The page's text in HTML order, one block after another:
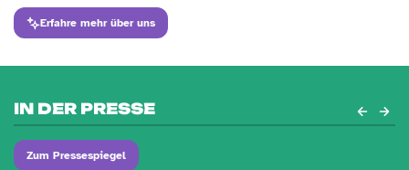
Erfahre mehr über uns
IN DER PRESSE
Zum Pressespiegel